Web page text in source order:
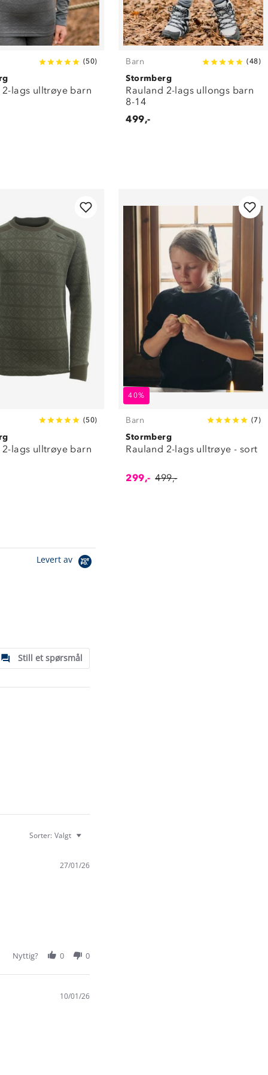
(50)
2-lags ulltrøye barn
Barn (48)
Stormberg
Rauland 2-lags ullongs barn
8-14
499,-
(50)
2-lags ulltrøye barn
40%
Barn (7)
Stormberg
Rauland 2-lags ulltrøye - sort
299,- 499,-
Levert av
Still et spørsmål
Sorter: Valgt
27/01/26
Nyttig? 0 0
10/01/26